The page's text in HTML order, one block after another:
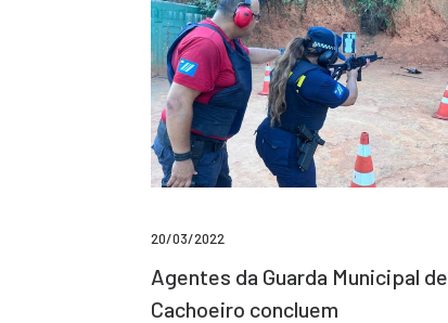
20/03/2022
Agentes da Guarda Municipal de
Cachoeiro concluem